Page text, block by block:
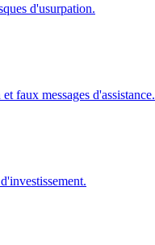
d'usurpation.
faux messages d'assistance.